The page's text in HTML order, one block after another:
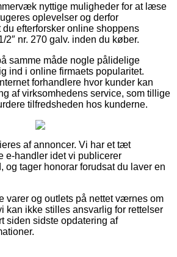
nyttige muligheder for at læse
oplevelser og derfor
du efterforsker online shoppens
2″ nr. 270 galv. inden du køber.
samme måde nogle pålidelige
ind i online firmaets popularitet.
forhandlere hvor kunder kan
af virksomhedens service, som tillige
tilfredsheden hos kunderne.
af annoncer. Vi har et tæt
e-handler idet vi publicerer
og tager honorar forudsat du laver en
varer og outlets på nettet værnes om
kan ikke stilles ansvarlig for rettelser
siden sidste opdatering af